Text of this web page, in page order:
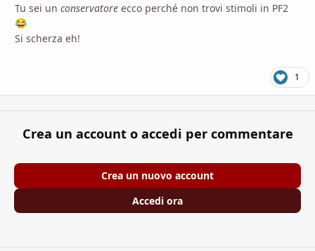
Tu sei un conservatore ecco perché non trovi stimoli in PF2
😂
Si scherza eh!
1
Crea un account o accedi per commentare
Crea un nuovo account
Accedi ora